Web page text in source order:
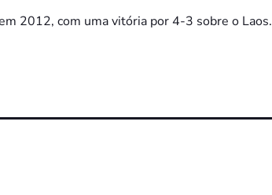
2012, com uma vitória por 4-3 sobre o Laos.